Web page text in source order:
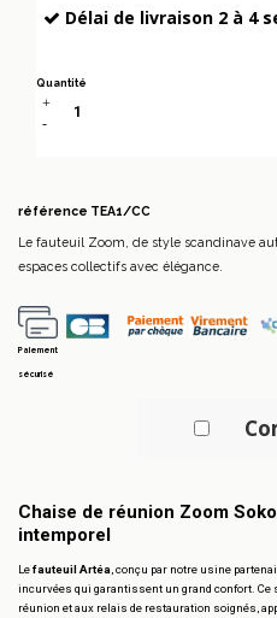
Délai de livraison 2 à 4
Quantité
référence TEA1/CC
Le fauteuil Zoom, de style scandinave
espaces collectifs avec élégance.
Paiement
sécurisé
Chaise de réunion Zoom
intemporel
Lefauteuil Artéa , conçu par notre usine
incurvées qui garantissent un grand confort. Ce
réunion et aux relais de restauration soignés,